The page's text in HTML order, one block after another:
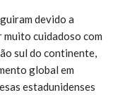
devido a
cuidadoso com
sul do continente,
global em
estadunidenses